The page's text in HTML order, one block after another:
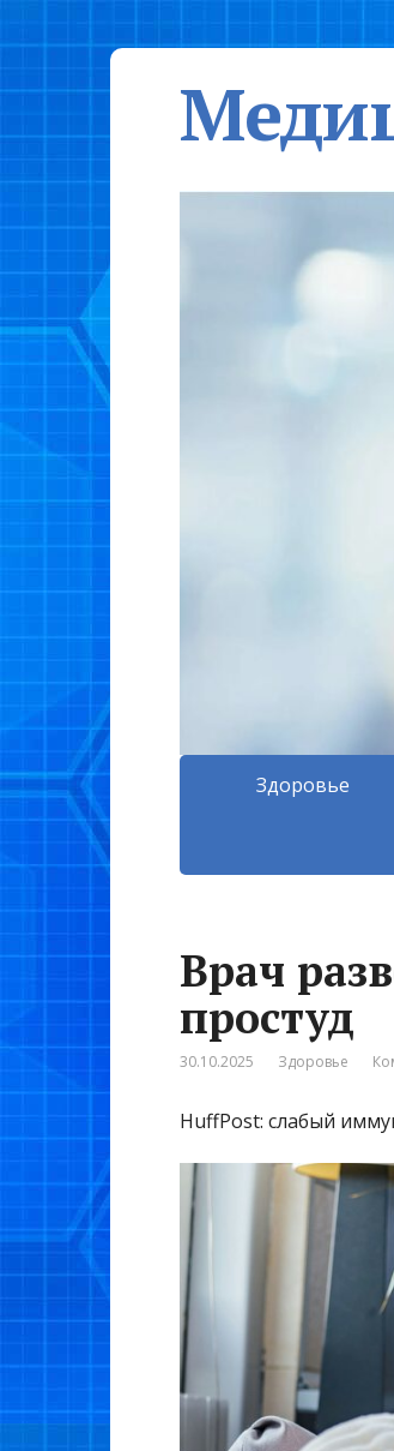
Здоровье
Врач
простуд
30.10.2025 Здоровье
HuffPost: слабый